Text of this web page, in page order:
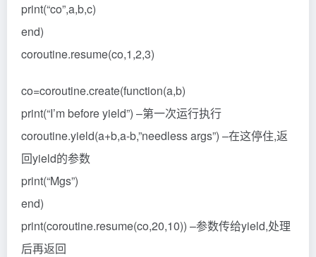
print(“co”,a,b,c)
end)
coroutine.resume(co,1,2,3)
co=coroutine.create(function(a,b)
print(“I’m before yield”) –第一次运行执行
coroutine.yield(a+b,a-b,”needless args”) –在这停住,返
回yield的参数
print(“Mgs”)
end)
print(coroutine.resume(co,20,10)) –参数传给yield,处理
后再返回